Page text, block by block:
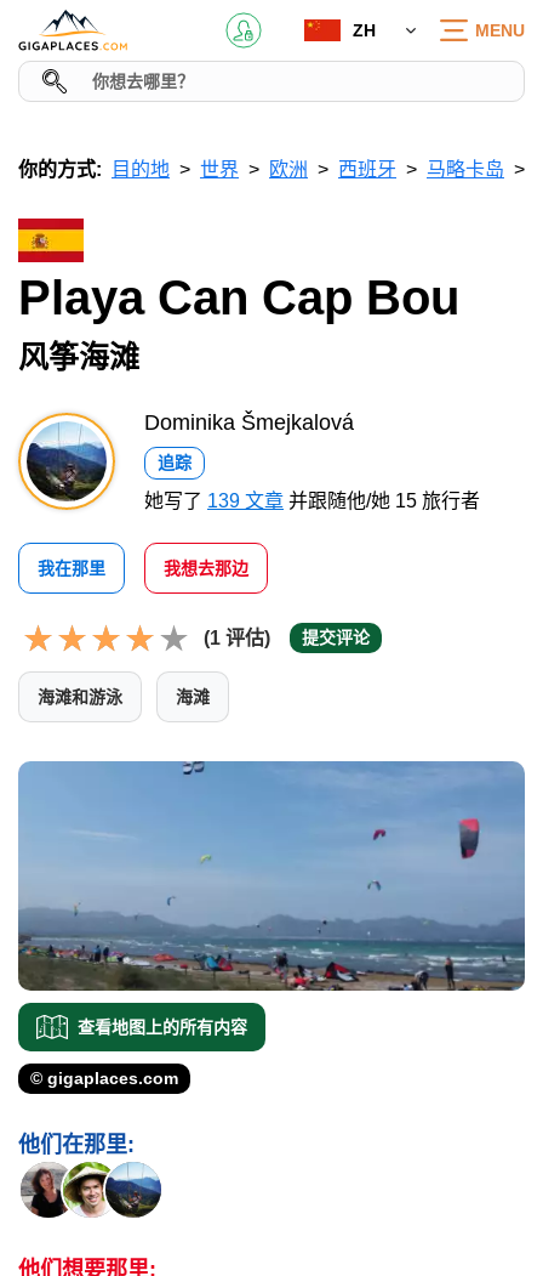
ZH MENU
你的方式: 目的地 世界 欧洲 西班牙 马略卡岛
Playa Can Cap Bou
风筝海滩
Dominika Šmejkalová
追踪
她写了 139 文章 并跟随他/她 15 旅行者
我在那里 我想去那边
(1 评估) 提交评论
海滩和游泳 海滩
查看地图上的所有内容
© gigaplaces.com
他们在那里:
他们想要那里: